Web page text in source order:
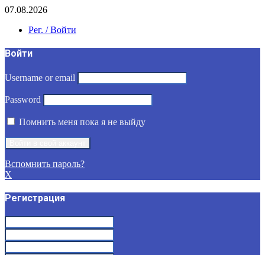
07.08.2026
Рег. / Войти
Войти
Username or email
Password
Помнить меня пока я не выйду
Вспомнить пароль?
X
Регистрация